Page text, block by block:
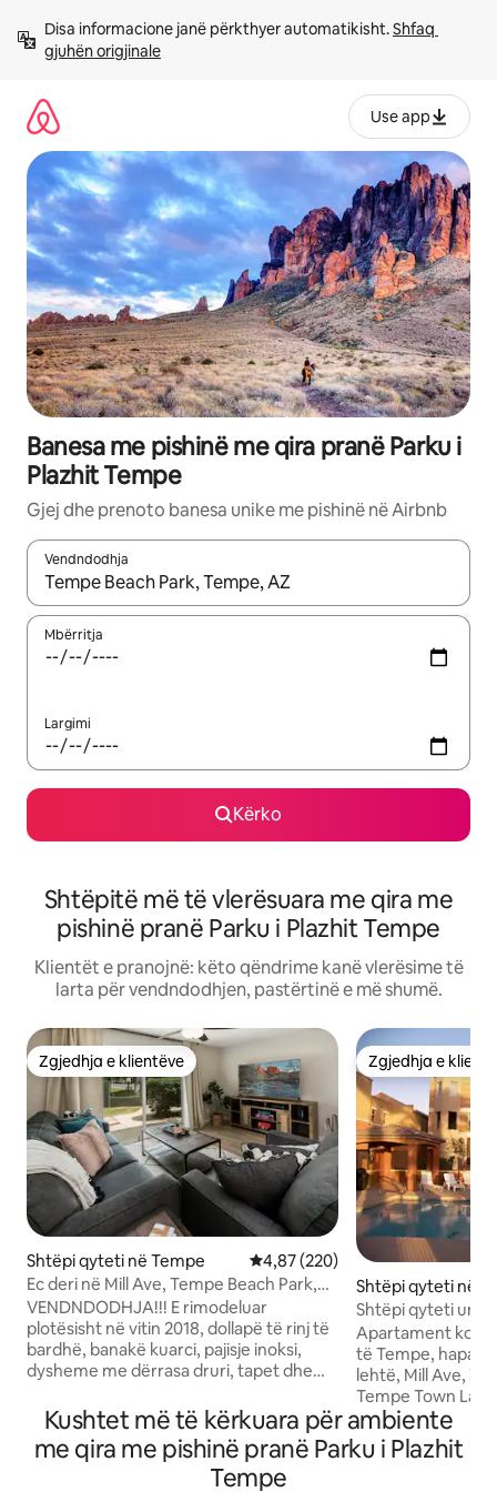
përmbajtja
Disa informacione janë përkthyer automatikisht. Shfaq
gjuhën origjinale
Use app
Banesa me pishinë me qira pranë Parku i
Plazhit Tempe
Gjej dhe prenoto banesa unike me pishinë në Airbnb
Vendndodhja
Kur rezultatet të jenë të disponueshme, lëviz me butonat e
Mbërritja
Largimi
Kërko
Shtëpitë më të vlerësuara me qira me
pishinë pranë Parku i Plazhit Tempe
Klientët e pranojnë: këto qëndrime kanë vlerësime të
larta për vendndodhjen, pastërtinë e më shumë.
Zgjedhja e klientëve
Zgjedhja e klientëve
Shtëpi qyteti në Tempe Vlerësimi mesatar 4,87 nga 5,
4,87 (220)
Ec deri në Mill Ave, Tempe Beach Park,
ASU. Përditësuar!
VENDNDODHJA!!! E rimodeluar
plotësisht në vitin 2018, dollapë të rinj të
bardhë, banakë kuarci, pajisje inoksi,
dysheme me dërrasa druri, tapet dhe
gjitha shërbimet e shtëpisë, duke
përfshirë një hapësirë pune të dedikuar.
Mjeshtri ka një krevat të rehatshëm king,
lavamanë të dyfishtë dhe ballkon të
Zgjedhja e
Zgjedhja e
Shtëpi qyteti në
Shtëpi qyteti
Mill Ave
Apartament
të Tempe, hapa
lehtë, Mill Ave,
Tempe Town
aeroportit. Apartament kondominial me
nivel të ndarë,
të fjetjes dhe
Kushtet më të kërkuara për ambiente
me qira me pishinë pranë Parku i Plazhit
Tempe